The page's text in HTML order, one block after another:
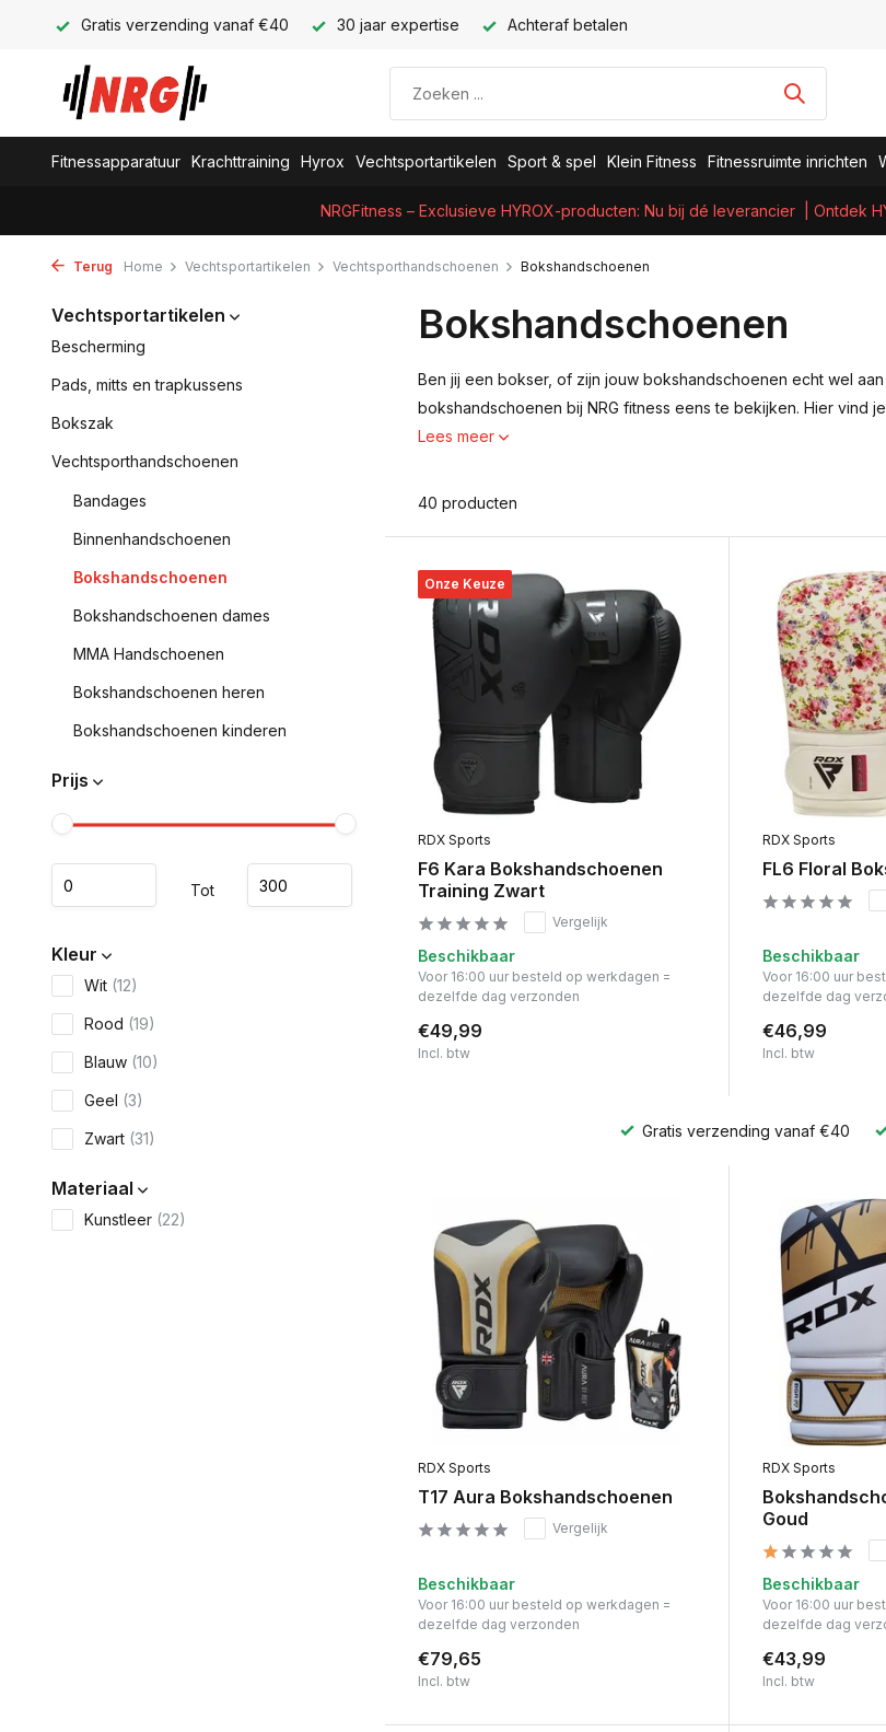
Gratis verzending vanaf €40 30 jaar expertise Achteraf betalen
Fitnessapparatuur Krachttraining Hyrox Vechtsportartikelen Sport & spel Klein Fitness Fitnessruimte inrichten
NRGFitness – Exclusieve HYROX-producten: Nu bij dé leverancier | Ontdek
Terug Home Vechtsportartikelen Vechtsporthandschoenen Bokshandschoenen
Vechtsportartikelen
Bescherming
Pads, mitts en trapkussens
Bokszak
Vechtsporthandschoenen
Bandages
Binnenhandschoenen
Bokshandschoenen
Bokshandschoenen dames
MMA Handschoenen
Bokshandschoenen heren
Bokshandschoenen kinderen
Prijs
Tot
Kleur
Wit (12)
Rood (19)
Blauw (10)
Geel (3)
Zwart (31)
Materiaal
Kunstleer (22)
Bokshandschoenen
Ben jij een bokser, of zijn jouw bokshandschoenen echt wel
bokshandschoenen bij NRG fitness eens te bekijken. Hier vind
Lees meer
40 producten
Onze Keuze
RDX Sports
F6 Kara Bokshandschoenen
Training Zwart
Vergelijk
Beschikbaar
Voor 16:00 uur besteld op werkdagen =
dezelfde dag verzonden
€49,99
Incl. btw
RDX Sports
FL6 Floral
Beschikbaar
Voor 16:00 uur
dezelfde dag
€46,99
Incl. btw
Gratis verzending vanaf €40
RDX Sports
T17 Aura Bokshandschoenen
Vergelijk
Beschikbaar
Voor 16:00 uur besteld op werkdagen =
dezelfde dag verzonden
€79,65
Incl. btw
RDX Sports
Goud
Beschikbaar
Voor 16:00 uur
dezelfde dag
€43,99
Incl. btw